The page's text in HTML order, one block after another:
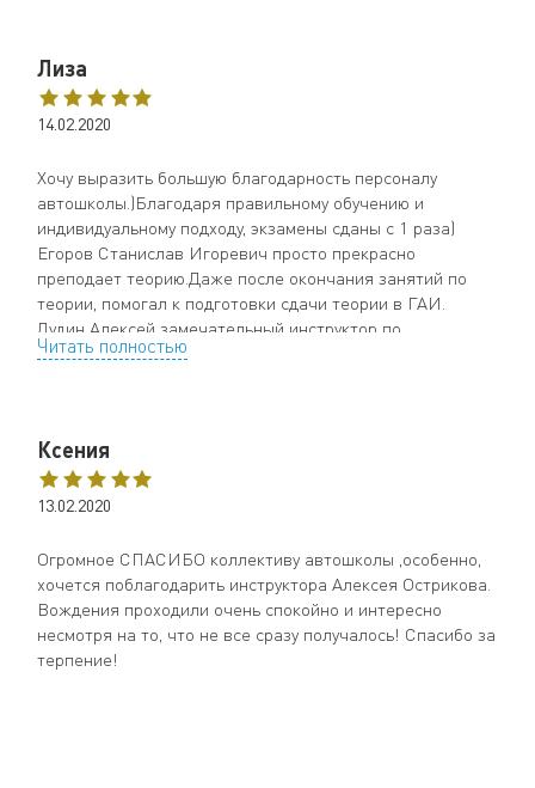
Лиза
14.02.2020
Хочу выразить большую благодарность персоналу
автошколы.)Благодаря правильному обучению и
индивидуальному подходу, экзамены сданы с 1 раза)
Егоров Станислав Игоревич просто прекрасно
преподает теорию.Даже после окончания занятий по
теории, помогал к подготовки сдачи теории в ГАИ.
Дудин Алексей замечательный инструктор по
вождению.Благодаря ему дром и город сдан на одном
вождение. Ответит на любые вопросы быстро и
подробно.)
Спасибо)
Читать полностью
Ксения
13.02.2020
Огромное СПАСИБО коллективу автошколы ,особенно,
хочется поблагодарить инструктора Алексея Острикова.
Вождения проходили очень спокойно и интересно
несмотря на то, что не все сразу получалось! Спасибо за
терпение!